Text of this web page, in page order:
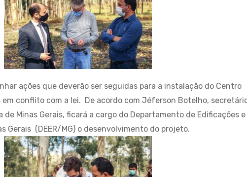
ações que deverão ser seguidas para a instalação do Centro
conflito com a lei. De acordo com Jéferson Botelho,
Minas Gerais, ficará a cargo do Departamento de Edificações e
Gerais (DEER/MG) o desenvolvimento do projeto.